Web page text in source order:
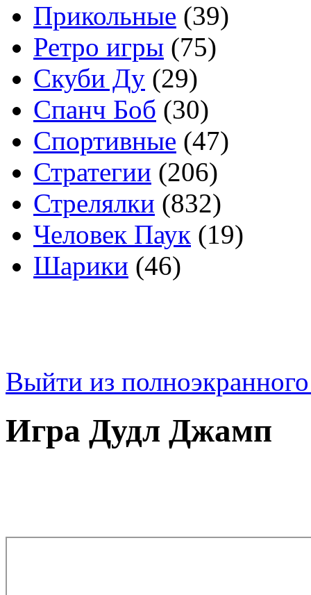
Прикольные (39)
Ретро игры (75)
Скуби Ду (29)
Спанч Боб (30)
Спортивные (47)
Стратегии (206)
Стрелялки (832)
Человек Паук (19)
Шарики (46)
Выйти из
Игра Дудл Джамп